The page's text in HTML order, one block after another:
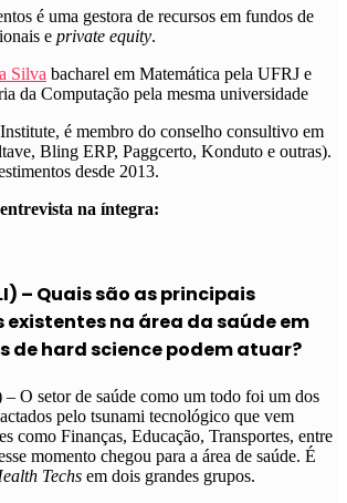
é uma gestora de recursos em fundos de
e private equity.
Silva bacharel em Matemática pela UFRJ e
da Computação pela mesma universidade
é membro do conselho consultivo em
Bling ERP, Paggcerto, Konduto e outras).
desde 2013.
na íntegra:
– Quais são as principais
na área da saúde em
de hard science podem atuar?
O setor de saúde como um todo foi um dos
pelo tsunami tecnológico que vem
como Finanças, Educação, Transportes, entre
momento chegou para a área de saúde. É
Techs em dois grandes grupos.